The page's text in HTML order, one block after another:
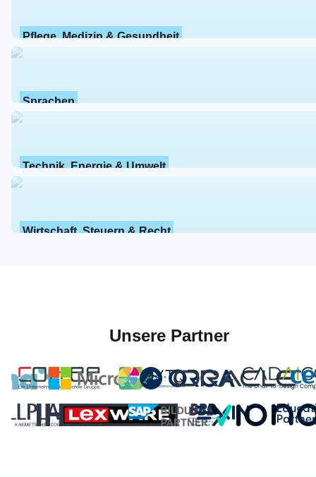
Pflege, Medizin & Gesundheit
Sprachen
Technik, Energie & Umwelt
Wirtschaft, Steuern & Recht
Unsere Partner